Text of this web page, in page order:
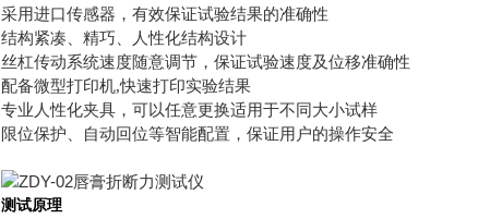
采用进口传感器，有效保证试验结果的准确性
结构紧凑、精巧、人性化结构设计
丝杠传动系统速度随意调节，保证试验速度及位移准确性
配备微型打印机,快速打印实验结果
专业人性化夹具，可以任意更换适用于不同大小试样
限位保护、自动回位等智能配置，保证用户的操作安全
测试原理